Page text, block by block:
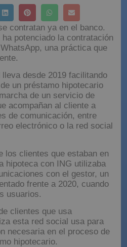
contratan ya en el banco.
potenciado la contratación
una práctica que
desde 2019 facilitando
un préstamo hipotecario
de un servicio de
acompañan al cliente a
de comunicación, entre
electrónico o la red social
los clientes que estaban en
hipoteca con ING utilizaba
con el gestor, un
frente a 2020, cuando
usuarios.
clientes que usa
esta red social usa para
necesaria en el proceso de
hipotecario.